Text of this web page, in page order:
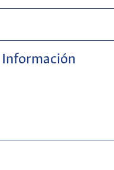
Información